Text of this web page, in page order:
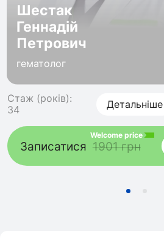
Шестак
Геннадій
Петрович
гематолог
Стаж (років):
34
Детальніше
Записатися
Welcome price
1901 грн